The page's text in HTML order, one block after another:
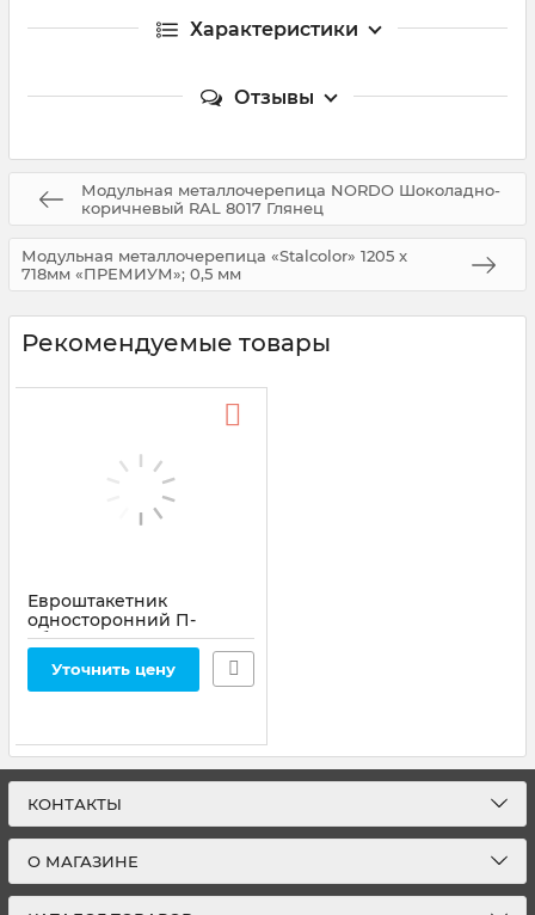
Характеристики
Отзывы
Модульная металлочерепица NORDO Шоколадно-
коричневый RAL 8017 Глянец
Модульная металлочерепица «Stalcolor» 1205 x
718мм «ПРЕМИУМ»; 0,5 мм
Рекомендуемые товары
Евроштакетник
односторонний П-
образный0,45 мм
100х2000 мм фигурный
срезУточнить цену
КОНТАКТЫ
О МАГАЗИНЕ